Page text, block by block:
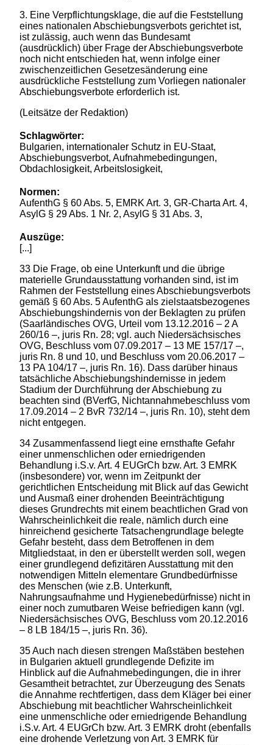
3. Eine Verpflichtungsklage, die auf die Feststellung
eines nationalen Abschiebungsverbots gerichtet ist,
ist zulässig, auch wenn das Bundesamt
(ausdrücklich) über Frage der Abschiebungsverbote
noch nicht entschieden hat, wenn infolge einer
zwischenzeitlichen Gesetzesänderung eine
ausdrückliche Feststellung zum Vorliegen nationaler
Abschiebungsverbote erforderlich ist.
(Leitsätze der Redaktion)
Schlagwörter:
Bulgarien, internationaler Schutz in EU-Staat,
Abschiebungsverbot, Aufnahmebedingungen,
Obdachlosigkeit, Arbeitslosigkeit,
Normen:
AufenthG § 60 Abs. 5, EMRK Art. 3, GR-Charta Art. 4,
AsylG § 29 Abs. 1 Nr. 2, AsylG § 31 Abs. 3,
Auszüge:
[...]
33 Die Frage, ob eine Unterkunft und die übrige
materielle Grundausstattung vorhanden sind, ist im
Rahmen der Feststellung eines Abschiebungsverbots
gemäß § 60 Abs. 5 AufenthG als zielstaatsbezogenes
Abschiebungshindernis von der Beklagten zu prüfen
(Saarländisches OVG, Urteil vom 13.12.2016 – 2 A
260/16 –, juris Rn. 28; vgl. auch Niedersächsisches
OVG, Beschluss vom 07.09.2017 – 13 ME 157/17 –,
juris Rn. 8 und 10, und Beschluss vom 20.06.2017 –
13 PA 104/17 –, juris Rn. 16). Dass darüber hinaus
tatsächliche Abschiebungshindernisse in jedem
Stadium der Durchführung der Abschiebung zu
beachten sind (BVerfG, Nichtannahmebeschluss vom
17.09.2014 – 2 BvR 732/14 –, juris Rn. 10), steht dem
nicht entgegen.
34 Zusammenfassend liegt eine ernsthafte Gefahr
einer unmenschlichen oder erniedrigenden
Behandlung i.S.v. Art. 4 EUGrCh bzw. Art. 3 EMRK
(insbesondere) vor, wenn im Zeitpunkt der
gerichtlichen Entscheidung mit Blick auf das Gewicht
und Ausmaß einer drohenden Beeinträchtigung
dieses Grundrechts mit einem beachtlichen Grad von
Wahrscheinlichkeit die reale, nämlich durch eine
hinreichend gesicherte Tatsachengrundlage belegte
Gefahr besteht, dass dem Betroffenen in dem
Mitgliedstaat, in den er überstellt werden soll, wegen
einer grundlegend defizitären Ausstattung mit den
notwendigen Mitteln elementare Grundbedürfnisse
des Menschen (wie z.B. Unterkunft,
Nahrungsaufnahme und Hygienebedürfnisse) nicht in
einer noch zumutbaren Weise befriedigen kann (vgl.
Niedersächsisches OVG, Beschluss vom 20.12.2016
– 8 LB 184/15 –, juris Rn. 36).
35 Auch nach diesen strengen Maßstäben bestehen
in Bulgarien aktuell grundlegende Defizite im
Hinblick auf die Aufnahmebedingungen, die in ihrer
Gesamtheit betrachtet, zur Überzeugung des Senats
die Annahme rechtfertigen, dass dem Kläger bei einer
Abschiebung mit beachtlicher Wahrscheinlichkeit
eine unmenschliche oder erniedrigende Behandlung
i.S.v. Art. 4 EUGrCh bzw. Art. 3 EMRK droht (ebenfalls
eine drohende Verletzung von Art. 3 EMRK für